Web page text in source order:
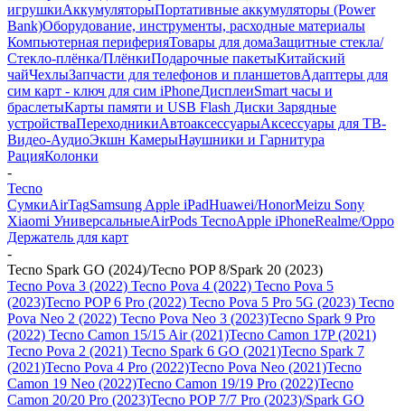
игрушкиАккумуляторыПортативные аккумуляторы (Power
Bank)Оборудование, инструменты, расходные материалы
Компьютерная периферияТовары для домаЗащитные стекла/
Стекло-плёнка/ПлёнкиПодарочные пакетыКитайский
чайЧехлыЗапчасти для телефонов и планшетовАдаптеры для
сим карт - ключ для сим iPhoneДисплеиSmart часы и
браслетыКарты памяти и USB Flash Диски Зарядные
устройстваПереходникиАвтоаксессуарыАксессуары для ТВ-
Видео-АудиоЭкшн КамерыНаушники и Гарнитура
РацияКолонки
-
Tecno
СумкиAirTagSamsung Apple iPadHuawei/HonorMeizu Sony
Xiaomi УниверсальныеAirPods TecnoApple iPhoneRealme/Oppo
Держатель для карт
-
Tecno Spark GO (2024)/Tecno POP 8/Spark 20 (2023)
Tecno Pova 3 (2022) Tecno Pova 4 (2022) Tecno Pova 5
(2023)Tecno POP 6 Pro (2022) Tecno Pova 5 Pro 5G (2023) Tecno
Pova Neo 2 (2022) Tecno Pova Neo 3 (2023)Tecno Spark 9 Pro
(2022) Tecno Camon 15/15 Air (2021)Tecno Camon 17P (2021)
Tecno Pova 2 (2021) Tecno Spark 6 GO (2021)Tecno Spark 7
(2021)Tecno Pova 4 Pro (2022)Tecno Pova Neo (2021)Tecno
Camon 19 Neo (2022)Tecno Camon 19/19 Pro (2022)Tecno
Camon 20/20 Pro (2023)Tecno POP 7/7 Pro (2023)/Spark GO